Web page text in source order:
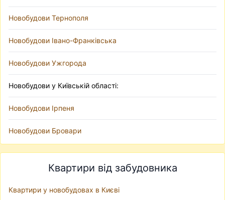
Новобудови Тернополя
Новобудови Івано-Франківська
Новобудови Ужгорода
Новобудови у Київській області:
Новобудови Ірпеня
Новобудови Бровари
Квартири від забудовника
Квартири у новобудовах в Києві